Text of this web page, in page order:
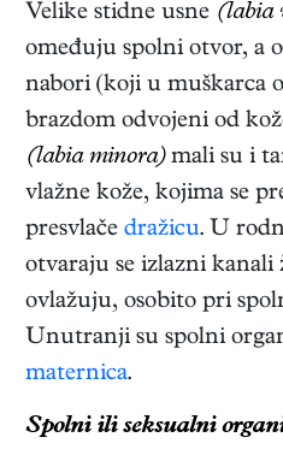
Velike stidne usne (labia
omeđuju spolni otvor, a
nabori (koji u muškarca
brazdom odvojeni od
(labia minora)mali su i
vlažne kože, kojima se
presvlače dražicu. U
otvaraju se izlazni kanali
ovlažuju, osobito pri
Unutranji su spolni
maternica.
Spolni ili seksualni